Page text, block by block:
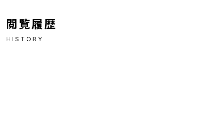
閲覧履歴
HISTORY